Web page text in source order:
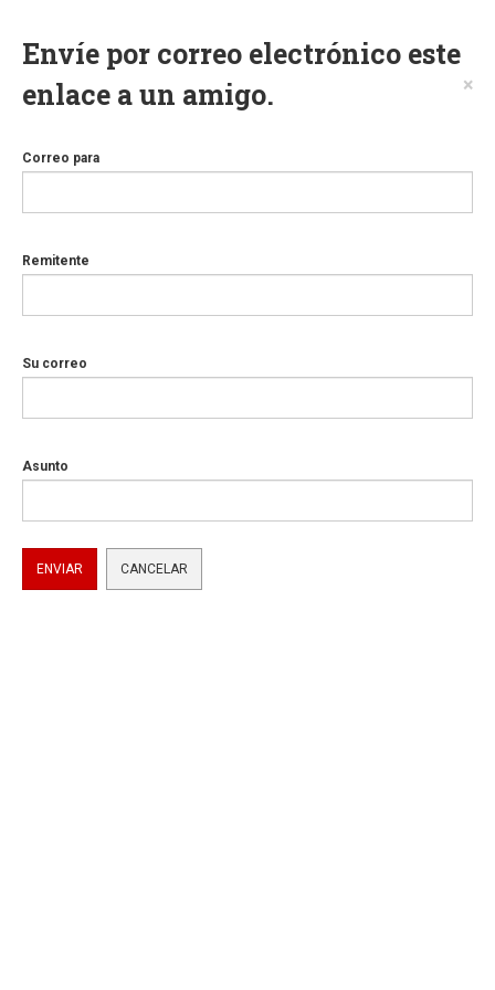
Envíe por correo electrónico este
enlace a un amigo.
×
Correo para
Remitente
Su correo
Asunto
ENVIAR CANCELAR